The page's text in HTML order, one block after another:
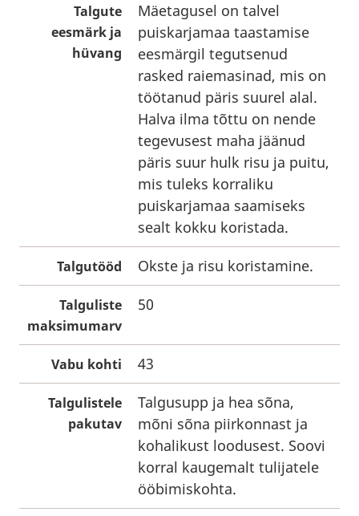
Talgute
eesmärk ja
hüvang
Mäetagusel on talvel
puiskarjamaa taastamise
eesmärgil tegutsenud
rasked raiemasinad, mis on
töötanud päris suurel alal.
Halva ilma tõttu on nende
tegevusest maha jäänud
päris suur hulk risu ja puitu,
mis tuleks korraliku
puiskarjamaa saamiseks
sealt kokku koristada.
Talgutööd Okste ja risu koristamine.
Talguliste
maksimumarv
50
Vabu kohti 43
Talgulistele
pakutav
Talgusupp ja hea sõna,
mõni sõna piirkonnast ja
kohalikust loodusest. Soovi
korral kaugemalt tulijatele
ööbimiskohta.